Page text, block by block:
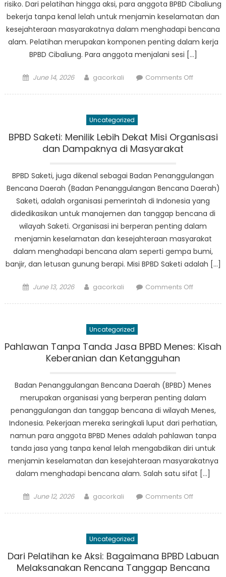
Bencana
risiko. Dari pelatihan hingga aksi, para anggota BPBD Cibaliung
bekerja tanpa kenal lelah untuk menjamin keselamatan dan
kesejahteraan masyarakatnya dalam menghadapi bencana
alam. Pelatihan merupakan komponen penting dalam kerja
BPBD Cibaliung. Para anggota menjalani sesi […]
Posted
June 14, 2026 Author
gacorkali Comments Offon
Di
BPBD
Cibaliung
Uncategorized
BPBD Saketi: Menilik Lebih Dekat Misi Organisasi
dan Dampaknya di Masyarakat
BPBD Saketi, juga dikenal sebagai Badan Penanggulangan
Bencana Daerah (Badan Penanggulangan Bencana Daerah)
Saketi, adalah organisasi pemerintah di Indonesia yang
didedikasikan untuk manajemen dan tanggap bencana di
wilayah Saketi. Organisasi ini berperan penting dalam
menjamin keselamatan dan kesejahteraan masyarakat
dalam menghadapi bencana alam seperti gempa bumi,
banjir, dan letusan gunung berapi. Misi BPBD Saketi adalah […]
Posted
June 13, 2026 Author
gacorkali Comments Offon
Dekat
di
Uncategorized
Pahlawan Tanpa Tanda Jasa BPBD Menes: Kisah
Keberanian dan Ketangguhan
Badan Penanggulangan Bencana Daerah (BPBD) Menes
merupakan organisasi yang berperan penting dalam
penanggulangan dan tanggap bencana di wilayah Menes,
Indonesia. Pekerjaan mereka seringkali luput dari perhatian,
namun para anggota BPBD Menes adalah pahlawan tanpa
tanda jasa yang tanpa kenal lelah mengabdikan diri untuk
menjamin keselamatan dan kesejahteraan masyarakatnya
dalam menghadapi bencana alam. Salah satu sifat […]
Posted
June 12, 2026 Author
gacorkali Comments Offon
BPBD
Menes:
Uncategorized
Dari Pelatihan ke Aksi: Bagaimana BPBD Labuan
Melaksanakan Rencana Tanggap Bencana